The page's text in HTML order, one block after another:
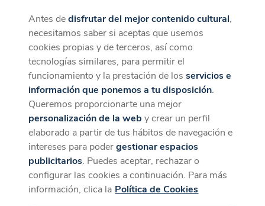
CaixaForum+
La mejor experiencia desde la App
Descargar
Contenido relacionado
para 'Max Mix 3 con
Toni Peret'
Antes dedisfrutar del mejor contenido cultural,
necesitamos saber si aceptas que usemos
cookies propias y de terceros, así como
tecnologías similares, para permitir el
funcionamiento y la prestación de losservicios e
información que ponemos a tu disposición.
Queremos proporcionarte una mejor
personalización de la web y crear un perfil
elaborado a partir de tus hábitos de navegación e
intereses para podergestionar espacios
publicitarios. Puedes aceptar, rechazar o
configurar las cookies a continuación. Para más
información, clica la Política de Cookies